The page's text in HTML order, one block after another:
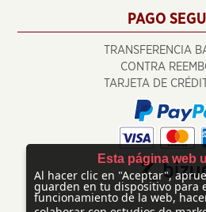
PAGO
TRANSFERENCIA
CONTRA
TARJETA DE
Esta página web
Al hacer clic en "Aceptar",
guarden en tu dispositivo para
funcionamiento de la web,